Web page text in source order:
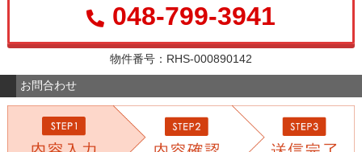
048-799-3941
物件番号：RHS-000890142
お問合わせ